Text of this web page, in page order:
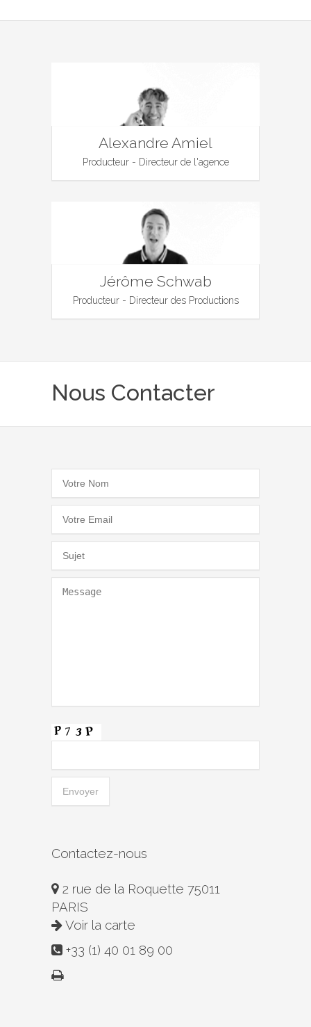
Alexandre Amiel
Producteur - Directeur de l'agence
Jérôme Schwab
Producteur - Directeur des Productions
Nous Contacter
Contactez-nous
2 rue de la Roquette 75011
PARIS
Voir la carte
+33 (1) 40 01 89 00